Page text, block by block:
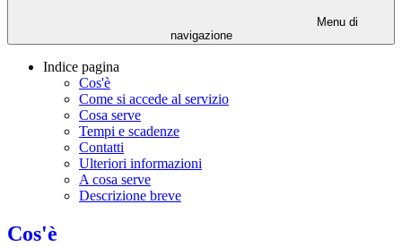
Menu di
navigazione
Indice pagina
Cos'è
Come si accede al servizio
Cosa serve
Tempi e scadenze
Contatti
Ulteriori informazioni
A cosa serve
Descrizione breve
Cos'è